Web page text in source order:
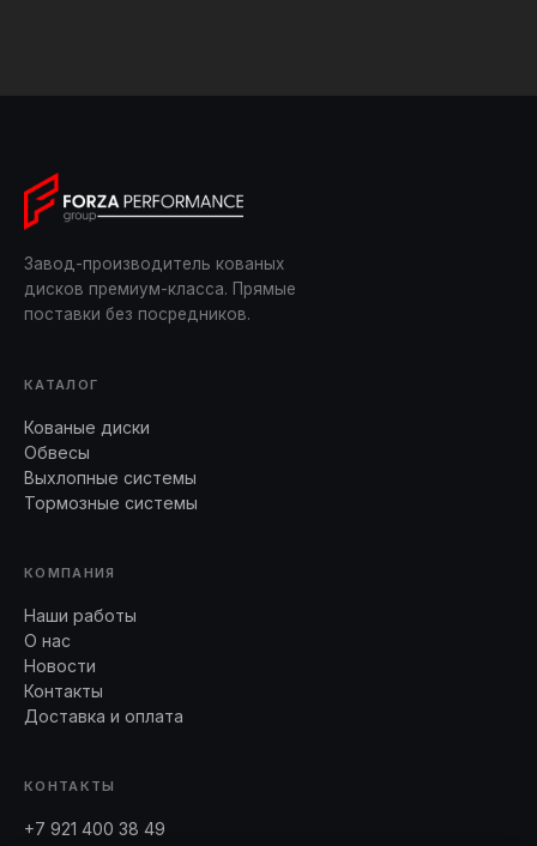
Завод-производитель кованых
дисков премиум-класса. Прямые
поставки без посредников.
КАТАЛОГ
Кованые диски
Обвесы
Выхлопные системы
Тормозные системы
КОМПАНИЯ
Наши работы
О нас
Новости
Контакты
Доставка и оплата
КОНТАКТЫ
+7 921 400 38 49